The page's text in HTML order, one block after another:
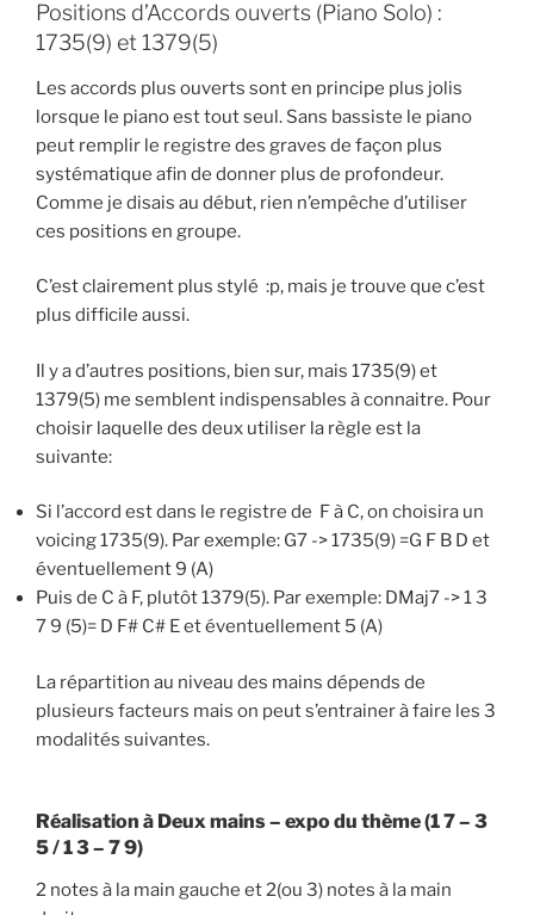
Positions d’Accords ouverts (Piano Solo) :
1735(9) et 1379(5)
Les accords plus ouverts sont en principe plus jolis
lorsque le piano est tout seul. Sans bassiste le piano
peut remplir le registre des graves de façon plus
systématique afin de donner plus de profondeur.
Comme je disais au début, rien n’empêche d’utiliser
ces positions en groupe.
C’est clairement plus stylé :p, mais je trouve que c’est
plus difficile aussi.
Il y a d’autres positions, bien sur, mais 1735(9) et
1379(5) me semblent indispensables à connaitre. Pour
choisir laquelle des deux utiliser la règle est la
suivante:
Si l’accord est dans le registre de F à C, on choisira un
voicing 1735(9). Par exemple: G7 -> 1735(9) =G F B D et
éventuellement 9 (A)
Puis de C à F, plutôt 1379(5). Par exemple: DMaj7 -> 1 3
7 9 (5)= D F# C# E et éventuellement 5 (A)
La répartition au niveau des mains dépends de
plusieurs facteurs mais on peut s’entrainer à faire les 3
modalités suivantes.
Réalisation à Deux mains – expo du thème (1 7 – 3
5 / 1 3 – 7 9)
2 notes à la main gauche et 2(ou 3) notes à la main